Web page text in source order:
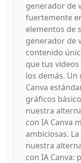
generador de
fuertemente
elementos de
generador de
contenido
que tus
los demás.
Canva
gráficos
nuestra
con IA Canva
ambiciosas.
nuestra
con IA Canva: